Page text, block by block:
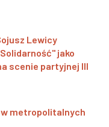
Lewicy
jako
scenie partyjnej III
metropolitalnych